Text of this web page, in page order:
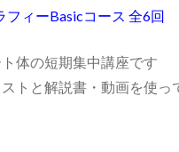
フィーBasicコース 全6回
体の短期集中講座です
トと解説書・動画を使っ